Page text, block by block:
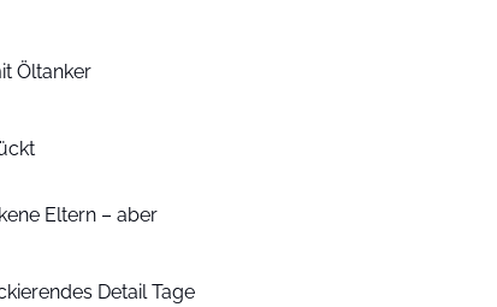
Öltanker
Eltern – aber
Detail Tage